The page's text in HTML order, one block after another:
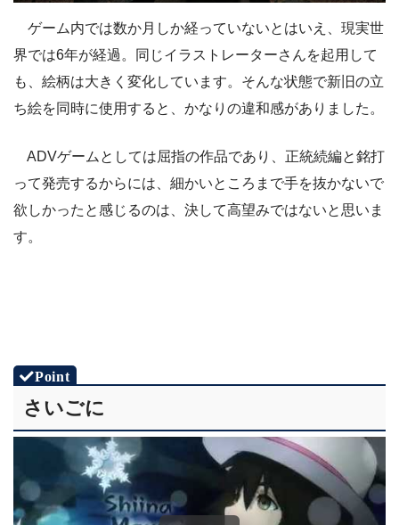
ゲーム内では数か月しか経っていないとはいえ、現実世
界では6年が経過。同じイラストレーターさんを起用して
も、絵柄は大きく変化しています。そんな状態で新旧の立
ち絵を同時に使用すると、かなりの違和感がありました。
ADVゲームとしては屈指の作品であり、正統続編と銘打
って発売するからには、細かいところまで手を抜かないで
欲しかったと感じるのは、決して高望みではないと思いま
す。
さいごに